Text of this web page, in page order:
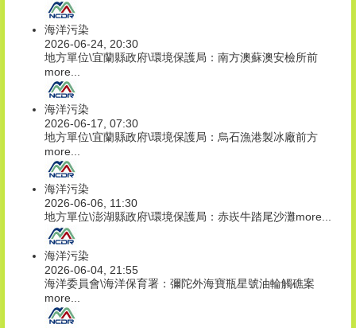
海洋污染
2026-06-24, 20:30
地方單位\宜蘭縣政府\環境保護局：南方澳蘇澳安檢所前
more...
海洋污染
2026-06-17, 07:30
地方單位\宜蘭縣政府\環境保護局：烏石漁港製冰廠前方
more...
海洋污染
2026-06-06, 11:30
地方單位\澎湖縣政府\環境保護局：赤崁牛踏尾沙灘more...
海洋污染
2026-06-04, 21:55
海洋委員會\海洋保育署：彌陀外海寶瓶星號油輪觸礁案
more...